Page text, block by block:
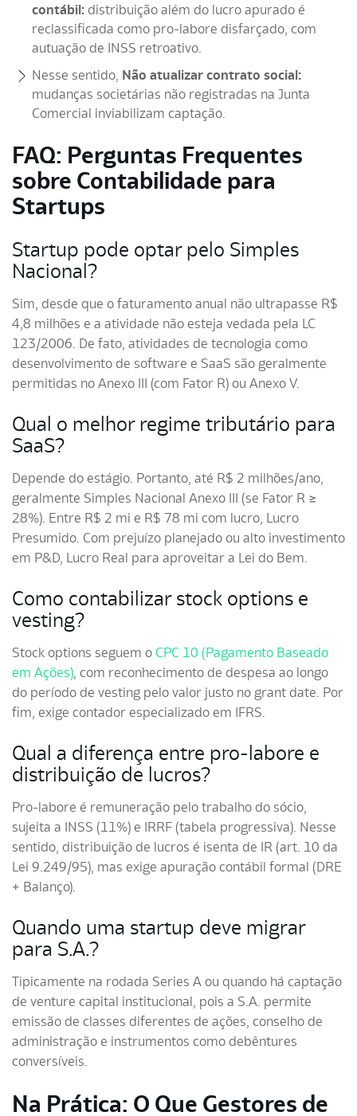
contábil: distribuição além do lucro apurado é
reclassificada como pro-labore disfarçado, com
autuação de INSS retroativo.
Nesse sentido, Não atualizar contrato social:
mudanças societárias não registradas na Junta
Comercial inviabilizam captação.
FAQ: Perguntas Frequentes
sobre Contabilidade para
Startups
Startup pode optar pelo Simples
Nacional?
Sim, desde que o faturamento anual não ultrapasse R$
4,8 milhões e a atividade não esteja vedada pela LC
123/2006. De fato, atividades de tecnologia como
desenvolvimento de software e SaaS são geralmente
permitidas no Anexo III (com Fator R) ou Anexo V.
Qual o melhor regime tributário para
SaaS?
Depende do estágio. Portanto, até R$ 2 milhões/ano,
geralmente Simples Nacional Anexo III (se Fator R ≥
28%). Entre R$ 2 mi e R$ 78 mi com lucro, Lucro
Presumido. Com prejuízo planejado ou alto investimento
em P&D, Lucro Real para aproveitar a Lei do Bem.
Como contabilizar stock options e
vesting?
Stock options seguem o CPC 10 (Pagamento Baseado
em Ações), com reconhecimento de despesa ao longo
do período de vesting pelo valor justo no grant date. Por
fim, exige contador especializado em IFRS.
Qual a diferença entre pro-labore e
distribuição de lucros?
Pro-labore é remuneração pelo trabalho do sócio,
sujeita a INSS (11%) e IRRF (tabela progressiva). Nesse
sentido, distribuição de lucros é isenta de IR (art. 10 da
Lei 9.249/95), mas exige apuração contábil formal (DRE
+ Balanço).
Quando uma startup deve migrar
para S.A.?
Tipicamente na rodada Series A ou quando há captação
de venture capital institucional, pois a S.A. permite
emissão de classes diferentes de ações, conselho de
administração e instrumentos como debêntures
conversíveis.
Na Prática: O Que Gestores de